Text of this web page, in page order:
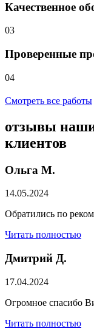
Качественное
03
Проверенные
04
Смотреть все работы
отзывы
клиентов
Ольга М.
14.05.2024
Обратились по
Читать полностью
Дмитрий Д.
17.04.2024
Огромное спасибо
Читать полностью